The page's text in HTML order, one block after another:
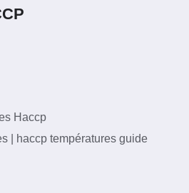
Haccp
| haccp températures guide